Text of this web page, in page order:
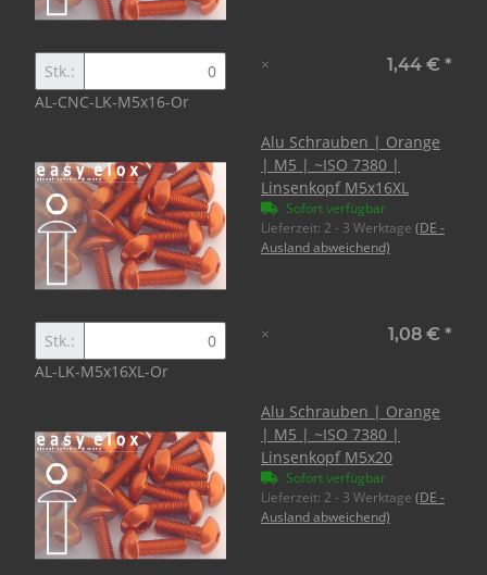
Stk.:
AL-CNC-LK-M5x16-Or
× 1,44 € *
Alu Schrauben | Orange
| M5 | ~ISO 7380 |
Linsenkopf M5x16XL
Sofort verfügbar
Lieferzeit: 2 - 3 Werktage (DE -
Ausland abweichend)
Stk.:
AL-LK-M5x16XL-Or
× 1,08 € *
Alu Schrauben | Orange
| M5 | ~ISO 7380 |
Linsenkopf M5x20
Sofort verfügbar
Lieferzeit: 2 - 3 Werktage (DE -
Ausland abweichend)